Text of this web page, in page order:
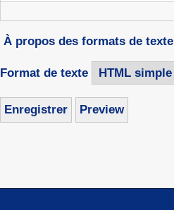
À propos des formats de texte
Format de texte